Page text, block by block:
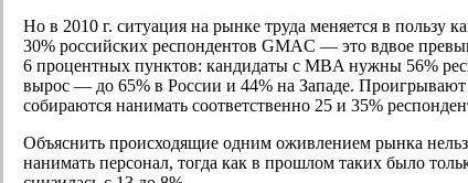
Но в 2010 г. ситуация на рынке труда меняется в пользу
30% российских респондентов GMAC — это вдвое
6 процентных пунктов: кандидаты с MBA нужны 56%
вырос — до 65% в России и 44% на Западе.
собираются нанимать соответственно 25 и 35%
Объяснить происходящие одним оживлением рынка
нанимать персонал, тогда как в прошлом таких было